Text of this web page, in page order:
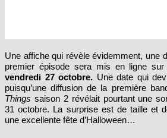
premier épisode sera mis en ligne
vendredi 27 octobre. Une date qui
puisqu’une diffusion de la première
Things saison 2 révélait pourtant une
31 octobre. La surprise est de taille et
une excellente fête d’Halloween…